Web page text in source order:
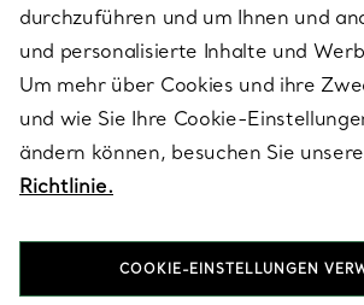
RECHTLICHE HINWEISE
FOLGEN SIE UNS
durchzuführen und um Ihnen und
und personalisierte Inhalte und
Um mehr über Cookies und ihre
und wie Sie Ihre Cookie-
ändern können, besuchen Sie unsere
Richtlinie.
COOKIE-EINSTELLUNGEN